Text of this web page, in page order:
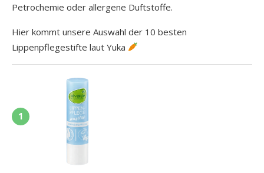
Petrochemie oder allergene Duftstoffe.
Hier kommt unsere Auswahl der 10 besten
Lippenpflegestifte laut Yuka
1